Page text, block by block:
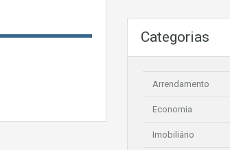
Categorias
Arrendamento
Economia
Imobiliário